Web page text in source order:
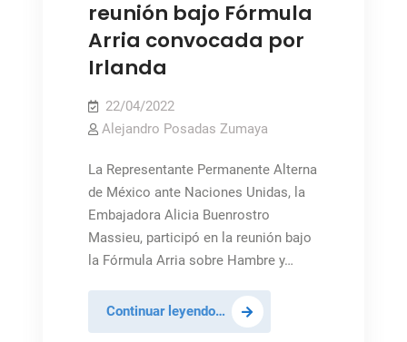
reunión bajo Fórmula
Arria convocada por
Irlanda
22/04/2022
Alejandro Posadas Zumaya
La Representante Permanente Alterna
de México ante Naciones Unidas, la
Embajadora Alicia Buenrostro
Massieu, participó en la reunión bajo
la Fórmula Arria sobre Hambre y…
Continuar leyendo… México
participa